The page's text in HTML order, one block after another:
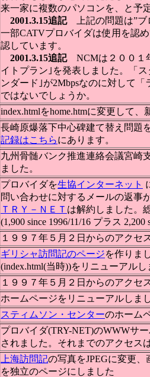
来一家に複数のパソコンを、と予
2001.3.15追記上記の問題は”ブ
一部CATVプロバイダは使用を認
認しています。
2001.3.15追記NCMは２００１
イトプラン｣を発表しました。「
ンダード｣が2Mbpsなのに対して
ではないでしょうか。
index.htmlをhome.htmに変更して、
長崎原爆落下中心碑建て替え問題
記録はこちらにあります。
九州骨髄バンク推進連絡会議宮崎
ました。
プロバイダを生協インターネット
問い合わせに対するメールの返事
ＴＲＹ－ＮＥＴ は解約しました。
(1,900 since 1996/11/16 プラス 2,200
１９９７年５月２日からのアクセ
ギリシャ訪問記のページを作りま
(index.html(当時))をリニューアルし
１９９７年５月２日からのアクセ
ホームページをリニューアルしまし
スティムソン・センターのホーム
プロバイダ(TRY-NET)のWWWサ
されました。それまでのアクセス
上海訪問記の写真をJPEGに変更
を独立のページにしました